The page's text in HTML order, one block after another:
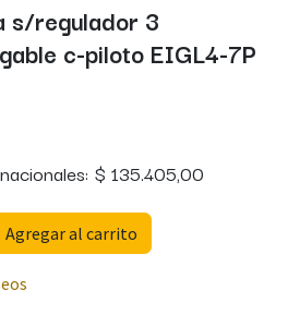
s/regulador 3
c-piloto EIGL4-7P
$ 135.405,00
Agregar al carrito